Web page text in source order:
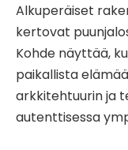
Alkuperäiset
kertovat
Kohde näyttää,
paikallista
arkkitehtuurin ja
autenttisessa